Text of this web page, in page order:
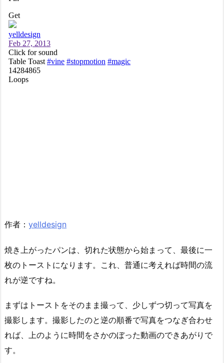
作者： yelldesign
焼き上がったパンは、切れた状態から始まって、最後に一
枚のトーストになります。これ、普通に考えれば時間の流
れが逆ですね。
まずはトーストをそのまま撮って、少しずつ切って写真を
撮影します。撮影したのと逆の順番で写真をつなぎ合わせ
れば、上のように時間をさかのぼった動画のできあがりで
す。